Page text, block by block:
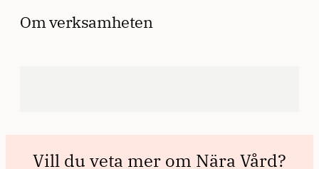
Om verksamheten